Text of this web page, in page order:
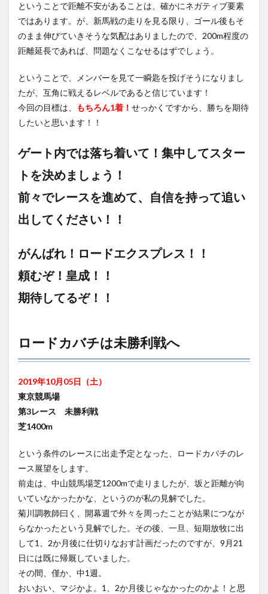
ということで距離不安があることは、確かにネガティブ要素
ではあります。が、新馬戦の走りを見る限り、ゴール後もそ
のまま伸びていきそうな気配はありましたので、200m程度の
距離延長であれば、問題なくこなせるはずでしょう。
ということで、メンバーを見て一瞬匙を投げそうになりまし
たが、互角に戦えるレベルであると信じています！
今回の目標は、
もちろん1着！ せっかくですから、勝ちを期待
したいと思います！！
ゲート内では落ち着いて！集中してスター
トを決めましょう！
前々でレースを進めて、自信を持って追い
出してください！！
がんばれ！ロードエクスプレス！！
頼むぞ！皇成！！
期待してるぞ！！
ロードカバチは未勝利戦へ
2019年10月05日（土）
東京競馬場
第3レース 未勝利戦
芝1400m
という条件のレースに出走予定となった、ロードカバチのレ
ース展望をします。
前走は、中山競馬場芝1200mで走りましたが、坂と距離が向
いていなかったかな、というのが私の見解でした。
菊川調教師曰く、開幕週で外々を周ったことが結果につなが
らなかったという見解でした。その後、一旦、短期放牧に出
して1、2か月後に仕切りなおす計画だったのですが、9月21
日には既に帰厩していました。
その間、僅か、中1週。
おいおい、マジかよ。1、2か月後じゃなかったのかよ！と思